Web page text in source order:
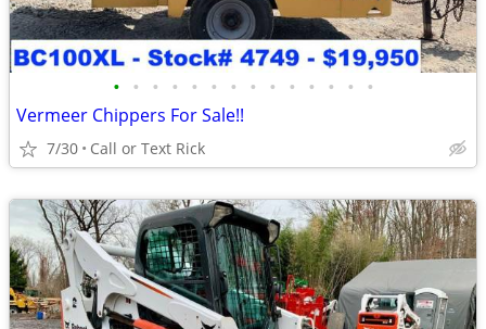
• • • • • • • • • • • • • •
Vermeer Chippers For Sale!!
7/30 Call or Text Rick